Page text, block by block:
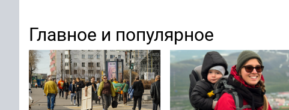
Главное и популярное